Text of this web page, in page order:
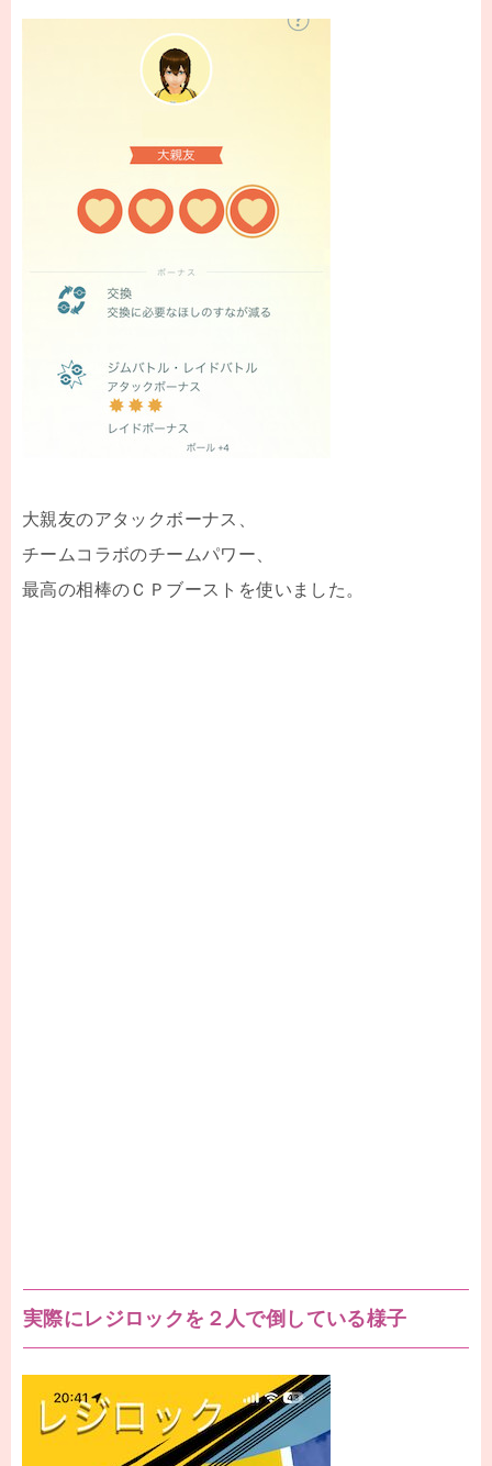
大親友のアタックボーナス、
チームコラボのチームパワー、
最高の相棒のＣＰブーストを使いました。
実際にレジロックを２人で倒している様子